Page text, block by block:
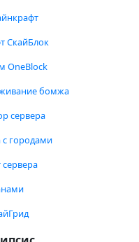
СкайБлок
OneBlock
бомжа
сервера
городами